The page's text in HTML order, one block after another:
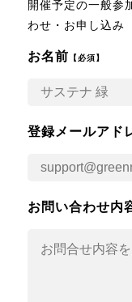
開催予定の一般参
わせ・お申し込み
お名前 【必須】
登録メールアド
お問い合わせ内